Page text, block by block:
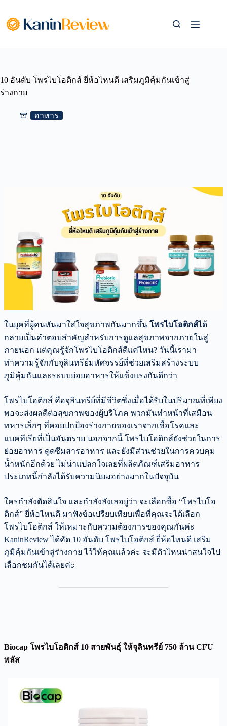
content
10 อันดับ โพรไบโอติกส์ ยี่ห้อไหนดี เสริมภูมิคุ้มกันเข้าสู่
ร่างกาย
อาหาร
ในยุคที่ผู้คนหันมาใส่ใจสุขภาพกันมากขึ้น โพรไบโอติกส์ได้
กลายเป็นคำตอบสำคัญสำหรับการดูแลสุขภาพจากภายในสู่
ภายนอก แต่คุณรู้จักโพรไบโอติกส์ดีแค่ไหน? วันนี้เรามา
ทำความรู้จักกับจุลินทรีย์มหัศจรรย์ที่ช่วยเสริมสร้างระบบ
ภูมิคุ้มกันและระบบย่อยอาหารให้แข็งแรงกันดีกว่า
โพรไบโอติกส์ คือจุลินทรีย์ที่มีชีวิตซึ่งเมื่อได้รับในปริมาณที่เพียง
พอจะส่งผลดีต่อสุขภาพของผู้บริโภค พวกมันทำหน้าที่เสมือน
ทหารเล็กๆ ที่คอยปกป้องร่างกายของเราจากเชื้อโรคและ
แบคทีเรียที่เป็นอันตราย นอกจากนี้ โพรไบโอติกส์ยังช่วยในการ
ย่อยอาหาร ดูดซึมสารอาหาร และยังมีส่วนช่วยในการควบคุม
น้ำหนักอีกด้วย ไม่น่าแปลกใจเลยที่ผลิตภัณฑ์เสริมอาหาร
ประเภทนี้กำลังได้รับความนิยมอย่างมากในปัจจุบัน
ใครกำลังตัดสินใจ และกำลังลังเลอยู่ว่า จะเลือกซื้อ “โพรไบโอ
ติกส์” ยี่ห้อไหนดี มาฟังข้อเปรียบเทียบเพื่อที่คุณจะได้เลือก
โพรไบโอติกส์ ให้เหมาะกับความต้องการของคุณกันค่ะ
KaninReviewได้คัด 10 อันดับ โพรไบโอติกส์ ยี่ห้อไหนดี เสริม
ภูมิคุ้มกันเข้าสู่ร่างกาย ไว้ให้คุณแล้วค่ะ จะมีตัวไหนน่าสนใจไป
เลือกชมกันได้เลยค่ะ
Biocap โพรไบโอติกส์ 10 สายพันธุ์ ให้จุลินทรีย์ 750 ล้าน CFU
พลัส